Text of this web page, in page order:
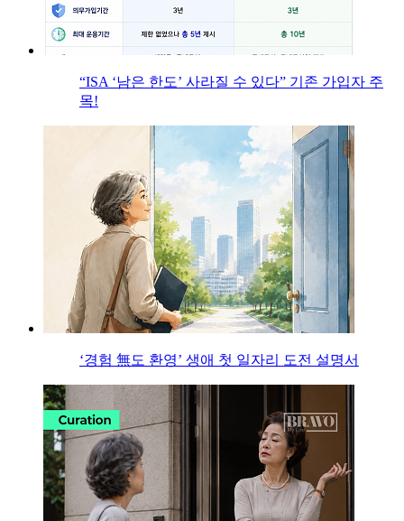
“ISA ‘남은 한도’ 사라질 수 있다” 기존 가입자 주
목!
‘경험 無도 환영’ 생애 첫 일자리 도전 설명서